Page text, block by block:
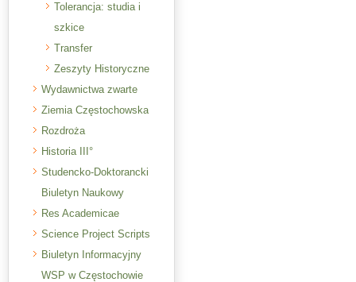
Tolerancja: studia i
szkice
Transfer
Zeszyty Historyczne
Wydawnictwa zwarte
Ziemia Częstochowska
Rozdroża
Historia III°
Studencko-Doktorancki
Biuletyn Naukowy
Res Academicae
Science Project Scripts
Biuletyn Informacyjny
WSP w Częstochowie